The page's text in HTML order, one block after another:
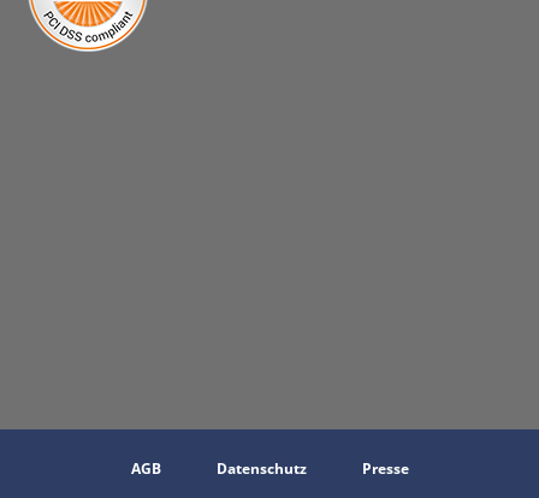
AGB Datenschutz Presse